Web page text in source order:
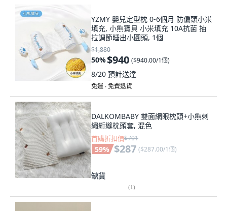
YZMY 嬰兒定型枕 0-6個月 防偏頭小米
填充, 小熊寶貝 小米填充 10A抗菌 抽
拉調節睡出小圓頭, 1個
$1,880
50%$940 ($940.00/1個)
8/20 預計送達
免運 ∙ 免費退貨
DALKOMBABY 雙面網眼枕頭+小熊刺
繡絎縫枕頭套, 混色
首購折扣價$701
59% $287 ($287.00/1個)
缺貨
(1)